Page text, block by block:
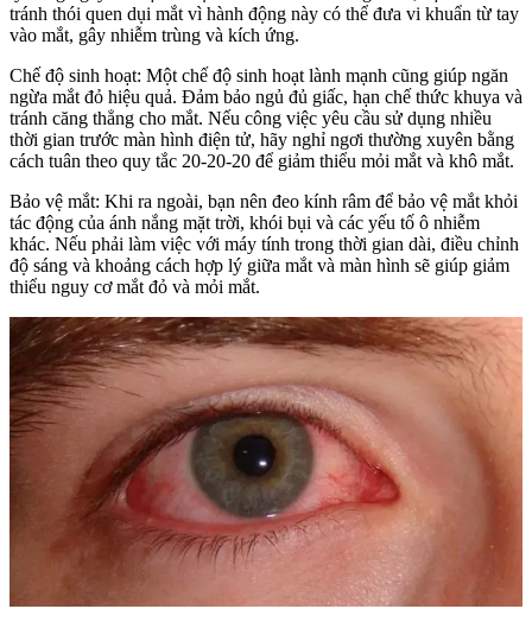
tránh thói quen dụi mắt vì hành động này có thể đưa vi khuẩn từ tay
vào mắt, gây nhiễm trùng và kích ứng.
Chế độ sinh hoạt: Một chế độ sinh hoạt lành mạnh cũng giúp ngăn
ngừa mắt đỏ hiệu quả. Đảm bảo ngủ đủ giấc, hạn chế thức khuya và
tránh căng thẳng cho mắt. Nếu công việc yêu cầu sử dụng nhiều
thời gian trước màn hình điện tử, hãy nghỉ ngơi thường xuyên bằng
cách tuân theo quy tắc 20-20-20 để giảm thiểu mỏi mắt và khô mắt.
Bảo vệ mắt: Khi ra ngoài, bạn nên đeo kính râm để bảo vệ mắt khỏi
tác động của ánh nắng mặt trời, khói bụi và các yếu tố ô nhiễm
khác. Nếu phải làm việc với máy tính trong thời gian dài, điều chỉnh
độ sáng và khoảng cách hợp lý giữa mắt và màn hình sẽ giúp giảm
thiểu nguy cơ mắt đỏ và mỏi mắt.